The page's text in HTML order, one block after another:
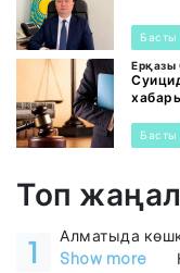
Басты
Басты
Топ
1
Алматыда
Show more